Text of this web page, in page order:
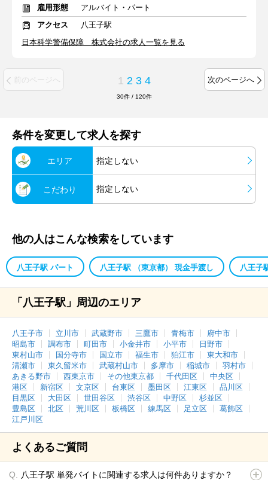
雇用形態
アルバイト・パート
アクセス
八王子駅
日本科学警備保障 株式会社の求人一覧を見る
前のページへ 1 2 3 4 次のページへ
30件 / 120件
条件を変更して求人を探す
エリア 指定しない
こだわり 指定しない
他の人はこんな検索をしています
八王子駅 パート 八王子駅 （東京都） 現金手渡し 八王子
「八王子駅」周辺のエリア
八王子市 立川市 武蔵野市 三鷹市 青梅市
府中市
昭島市
調布市 町田市 小金井市 小平市
日野市
東村山市
国分寺市 国立市 福生市 狛江市
東大和市
清瀬市
東久留米市 武蔵村山市 多摩市 稲城市
羽村市
あきる野市
西東京市 その他東京都 千代田区
中央区
港区
新宿区 文京区 台東区 墨田区 江東区
品川区
目黒区
大田区 世田谷区 渋谷区 中野区
杉並区
豊島区
北区 荒川区 板橋区 練馬区 足立区
葛飾区
江戸川区
よくあるご質問
八王子駅 単発バイトに関連する求人は何件ありますか？